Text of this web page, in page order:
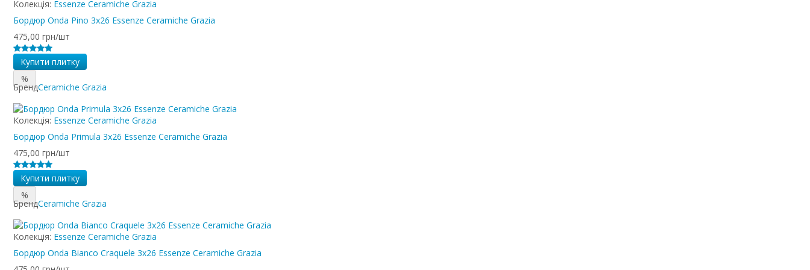
Колекція: Essenze Ceramiche Grazia
Бордюр Onda Pino 3x26 Essenze Ceramiche Grazia
475,00 грн/шт
Купити плитку
%
БрендCeramiche Grazia
Колекція: Essenze Ceramiche Grazia
Бордюр Onda Primula 3x26 Essenze Ceramiche Grazia
475,00 грн/шт
Купити плитку
%
БрендCeramiche Grazia
Колекція: Essenze Ceramiche Grazia
Бордюр Onda Bianco Craquele 3x26 Essenze Ceramiche Grazia